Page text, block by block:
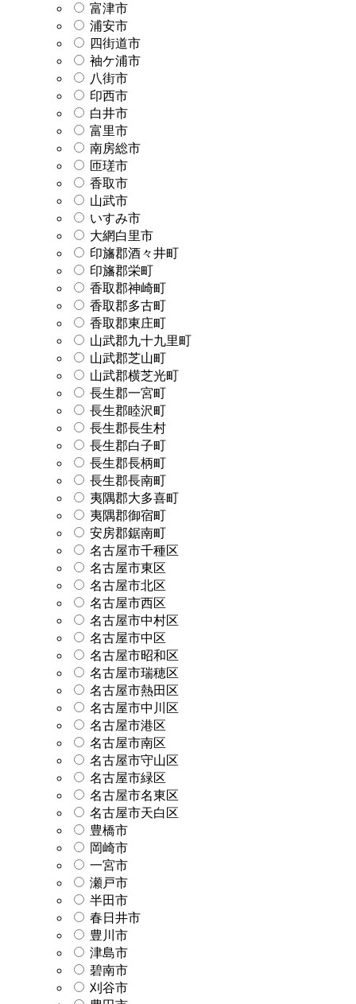
富津市
浦安市
四街道市
袖ケ浦市
八街市
印西市
白井市
富里市
南房総市
匝瑳市
香取市
山武市
いすみ市
大網白里市
印旛郡酒々井町
印旛郡栄町
香取郡神崎町
香取郡多古町
香取郡東庄町
山武郡九十九里町
山武郡芝山町
山武郡横芝光町
長生郡一宮町
長生郡睦沢町
長生郡長生村
長生郡白子町
長生郡長柄町
長生郡長南町
夷隅郡大多喜町
夷隅郡御宿町
安房郡鋸南町
名古屋市千種区
名古屋市東区
名古屋市北区
名古屋市西区
名古屋市中村区
名古屋市中区
名古屋市昭和区
名古屋市瑞穂区
名古屋市熱田区
名古屋市中川区
名古屋市港区
名古屋市南区
名古屋市守山区
名古屋市緑区
名古屋市名東区
名古屋市天白区
豊橋市
岡崎市
一宮市
瀬戸市
半田市
春日井市
豊川市
津島市
碧南市
刈谷市